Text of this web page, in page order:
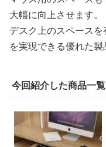
大幅に向上させます。
デスク上のスペース
を実現できる優れた製
今回紹介した商品一覧